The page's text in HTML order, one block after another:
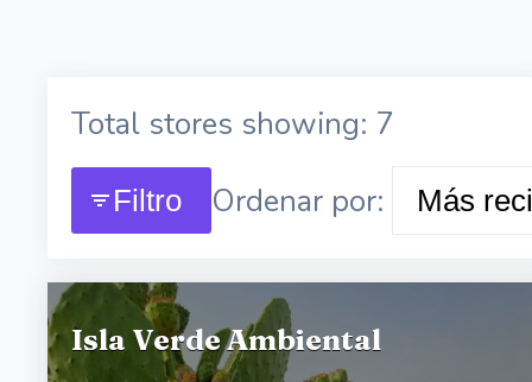
Total stores showing: 7
Filtro Ordenar por:
Isla Verde Ambiental